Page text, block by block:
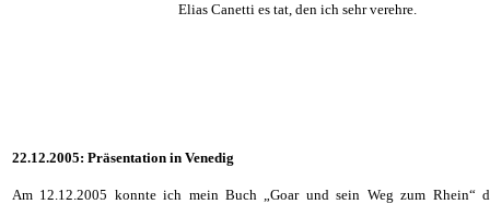
Elias Canetti es tat, den ich sehr verehre.
22.12.2005: Präsentation in Venedig
Am 12.12.2005 konnte ich mein Buch „Goar und sein Weg zum Rhein“